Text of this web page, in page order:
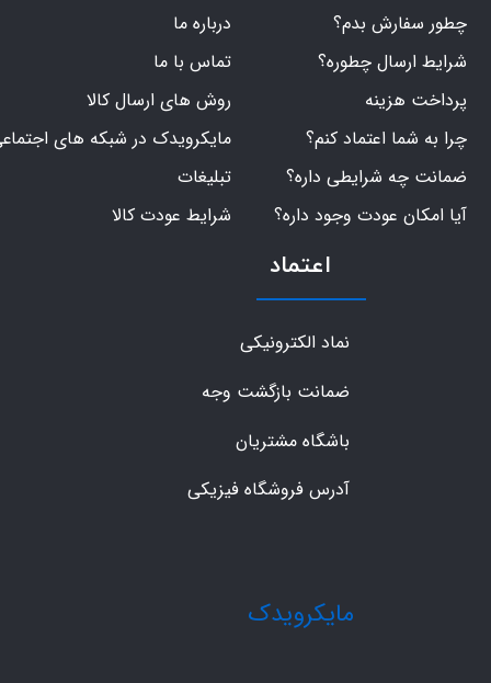
​مایکرویدک
چطور سفارش بدم؟
شرایط ارسال چطوره؟
پرداخت هزینه
چرا به شما اعتماد کنم؟
ضمانت چه شرایطی داره؟
آیا امکان عودت وجود داره؟
اعتماد
نماد الکترونیکی
ضمانت بازگشت وجه
باشگاه مشتریان
آدرس فروشگاه فیزیکی
درباره ما
تماس با ما
روش های ارسال کالا
مایکرویدک در شبکه های
تبلیغات
شرایط عودت کالا